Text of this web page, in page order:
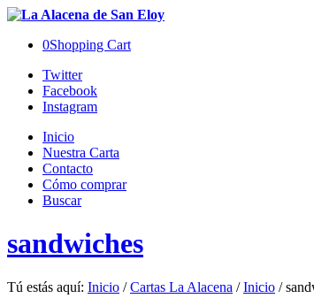
0Shopping Cart
Twitter
Facebook
Instagram
Inicio
Nuestra Carta
Contacto
Cómo comprar
Buscar
sandwiches
Tú estás aquí: Inicio / Cartas La Alacena / Inicio /